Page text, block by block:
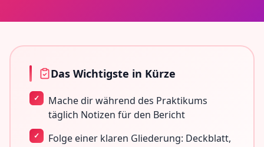
Das Wichtigste in Kürze
Mache dir während des Praktikums
täglich Notizen für den Bericht
Folge einer klaren Gliederung: Deckblatt,